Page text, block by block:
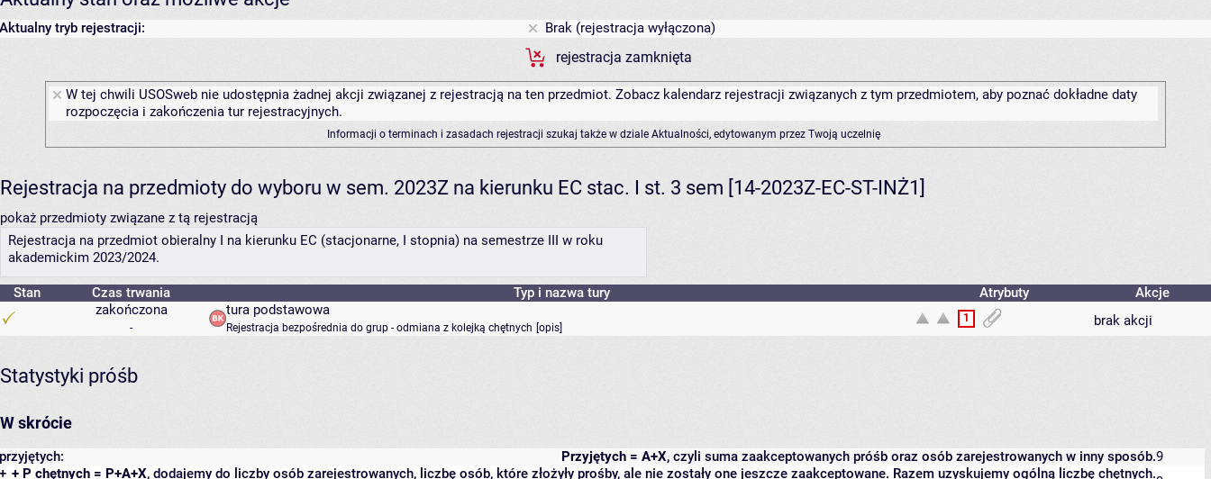
Aktualny tryb rejestracji:
Brak (rejestracja wyłączona)
rejestracja zamknięta
W tej chwili USOSweb nie udostępnia żadnej akcji związanej z rejestracją na ten przedmiot. Zobacz kalendarz rejestracji związanych z tym przedmiotem, aby poznać dokładne daty
rozpoczęcia i zakończenia tur rejestracyjnych.
Informacji o terminach i zasadach rejestracji szukaj także w dziale Aktualności, edytowanym przez Twoją uczelnię
Rejestracja na przedmioty do wyboru w sem. 2023Z na kierunku EC stac. I st. 3 sem [14-2023Z-EC-ST-INŻ1]
pokaż przedmioty związane z tą rejestracją
Rejestracja na przedmiot obieralny I na kierunku EC (stacjonarne, I stopnia) na semestrze III w roku
akademickim 2023/2024.
Stan Czas trwania Typ i nazwa tury Atrybuty
Akcje
zakończona
-
tura podstawowa
Rejestracja bezpośrednia do grup - odmiana z kolejką chętnych [opis]
1 brak akcji
Statystyki próśb
W skrócie
Przyjętych = A+X, czyli suma zaakceptowanych próśb oraz osób zarejestrowanych w inny sposób.
przyjętych:
9
+ P chętnych = P+A+X, dodajemy do liczby osób zarejestrowanych, liczbę osób, które złożyły prośby, ale nie zostały one jeszcze zaakceptowane. Razem uzyskujemy ogólną liczbę chętnych.
+